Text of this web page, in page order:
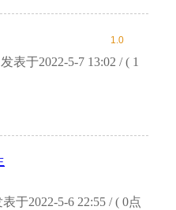
1.0
发表于2022-5-7 13:02 / ( 1
表于2022-5-6 22:55 / ( 0点